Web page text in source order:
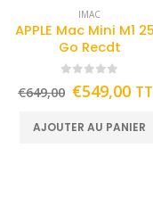
IMAC
APPLE Mac Mini M1
Go Recdt
€649,00 €549,00
AJOUTER AU PANIER